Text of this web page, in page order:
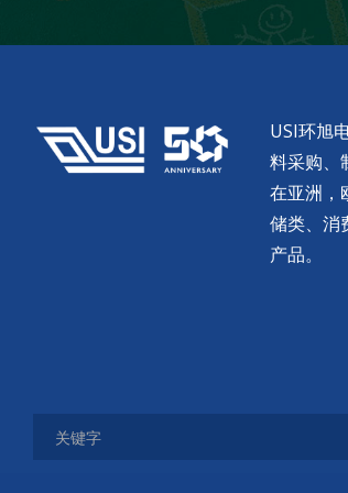
USI环旭
料采购、
在亚洲，
储类、消
产品。